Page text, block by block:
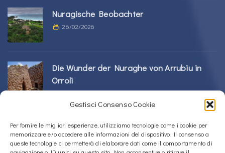
Gestisci Consenso Cookie
Per fornire le migliori esperienze, utilizziamo tecnologie come i cookie per
memorizzare e/o accedere alle informazioni del dispositivo. Il consenso a
queste tecnologie ci permetterà di elaborare dati come il comportamento di
Nuragische Beobachter
26/02/2026
Die Wunder der Nuraghe von Arrubiu in
Orroli
24/02/2026
Sos Nurattolos Nuragic-Komplex in Alà dei
Sardi
23/02/2026